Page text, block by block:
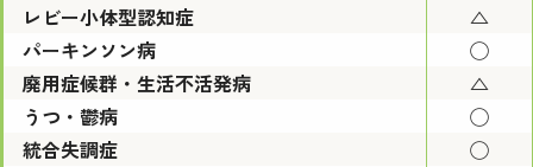
レビー小体型認知症
△
パーキンソン病
◯
廃用症候群・生活不活発病
△
うつ・鬱病
◯
統合失調症
◯